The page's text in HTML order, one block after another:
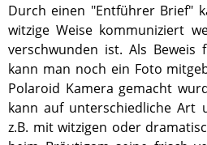
Durch einen "Entführer Brief"
witzige Weise kommuniziert
verschwunden ist. Als
kann man noch ein Foto
Polaroid Kamera gemacht
kann auf unterschiedliche Art
z.B. mit witzigen oder